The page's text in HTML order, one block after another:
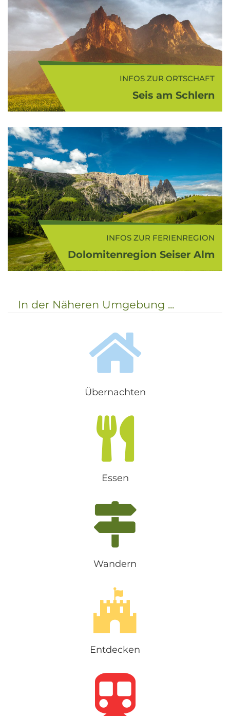
INFOS ZUR ORTSCHAFT
Seis am Schlern
Schlern (1.004 m ü.d.M.) liegt am
Fuße der mächtigen Santnerspitze.
Umgeben von abfallenden Wiesen
und Wäldern ist der
traditionsreiche Fr...
INFOS ZUR FERIENREGION
Dolomitenregion Seiser Alm
weltbekannten Südtiroler
Dolomiten. Neben der
umfasst die gleichnamige
In der Näheren Umgebung ...
Übernachten
Essen
Wandern
Entdecken